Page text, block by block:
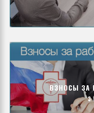
ВЗНОСЫ ЗА
3